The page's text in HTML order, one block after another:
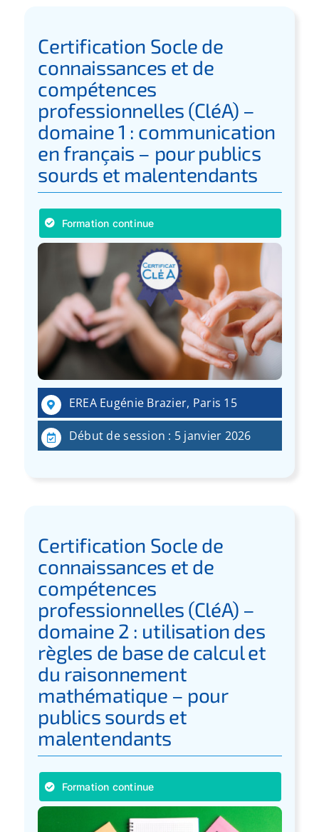
Certification Socle de
connaissances et de
compétences
professionnelles (CléA) –
domaine 1 : communication
en français – pour publics
sourds et malentendants
Formation continue
EREA Eugénie Brazier, Paris 15
Début de session : 5 janvier 2026
Certification Socle de
connaissances et de
compétences
professionnelles (CléA) –
domaine 2 : utilisation des
règles de base de calcul et
du raisonnement
mathématique – pour
publics sourds et
malentendants
Formation continue